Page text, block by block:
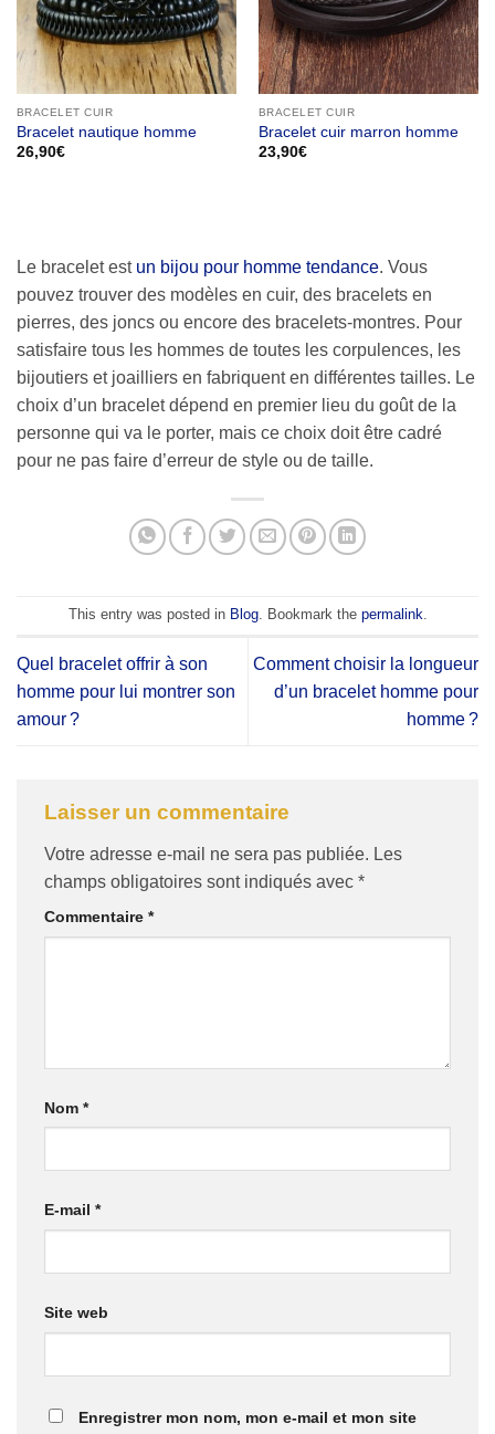
BRACELET CUIR
Bracelet nautique homme
26,90€
BRACELET CUIR
Bracelet cuir marron homme
23,90€
Le bracelet est un bijou pour homme tendance. Vous
pouvez trouver des modèles en cuir, des bracelets en
pierres, des joncs ou encore des bracelets-montres. Pour
satisfaire tous les hommes de toutes les corpulences, les
bijoutiers et joailliers en fabriquent en différentes tailles. Le
choix d’un bracelet dépend en premier lieu du goût de la
personne qui va le porter, mais ce choix doit être cadré
pour ne pas faire d’erreur de style ou de taille.
This entry was posted in Blog. Bookmark the permalink.
Quel bracelet offrir à son
homme pour lui montrer son
amour ?
Comment choisir la longueur
d’un bracelet homme pour
homme ?
Laisser un commentaire
Votre adresse e-mail ne sera pas publiée. Les
champs obligatoires sont indiqués avec *
Commentaire *
Nom *
E-mail *
Site web
Enregistrer mon nom, mon e-mail et mon site